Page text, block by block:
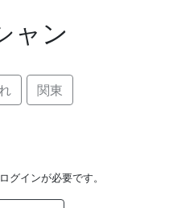
ャン
関東
グインが必要です。